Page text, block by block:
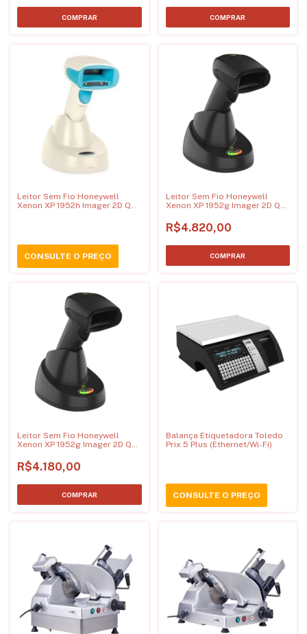
Leitor Sem Fio Honeywell
Xenon XP 1952h Imager 2D QR
CONSULTE O PREÇO
Leitor Sem Fio Honeywell
Xenon XP 1952g Imager 2D QR
R$4.820,00
Leitor Sem Fio Honeywell
Xenon XP 1952g Imager 2D QR
R$4.180,00
Balança Etiquetadora Toledo
Prix 5 Plus (Ethernet/Wi-Fi)
CONSULTE O PREÇO